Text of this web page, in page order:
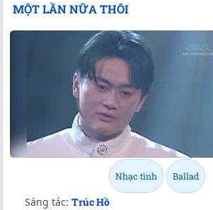
MỘT LẦN NỮA THÔI
Nhạc tình Ballad
Sáng tác: Trúc Hồ